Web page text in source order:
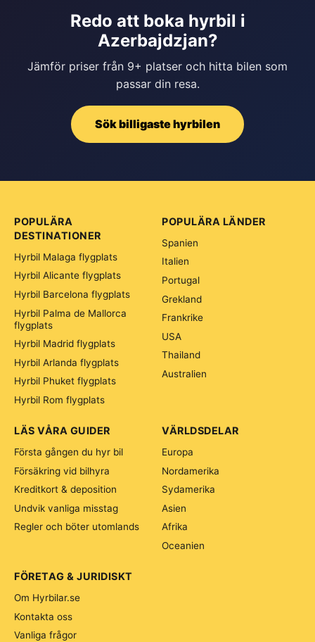
Redo att boka hyrbil i
Azerbajdzjan?
Jämför priser från 9+ platser och hitta bilen som
passar din resa.
Sök billigaste hyrbilen
POPULÄRA
DESTINATIONER
Hyrbil Malaga flygplats
Hyrbil Alicante flygplats
Hyrbil Barcelona flygplats
Hyrbil Palma de Mallorca
flygplats
Hyrbil Madrid flygplats
Hyrbil Arlanda flygplats
Hyrbil Phuket flygplats
Hyrbil Rom flygplats
POPULÄRA LÄNDER
Spanien
Italien
Portugal
Grekland
Frankrike
USA
Thailand
Australien
VÄRLDSDELAR
Europa
Nordamerika
Sydamerika
Asien
Afrika
Oceanien
LÄS VÅRA GUIDER
Första gången du hyr bil
Försäkring vid bilhyra
Kreditkort & deposition
Undvik vanliga misstag
Regler och böter utomlands
FÖRETAG & JURIDISKT
Om Hyrbilar.se
Kontakta oss
Vanliga frågor